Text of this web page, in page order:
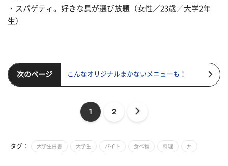
・スパゲティ。好きな具が選び放題（女性／23歳／大学2年
生）
次のページ こんなオリジナルまかないメニューも！
1 2
タグ： 大学生白書 大学生 バイト 食べ物 料理 丼